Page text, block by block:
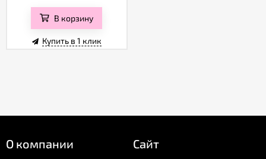
В корзину
Купить в 1 клик
О компании Сайт